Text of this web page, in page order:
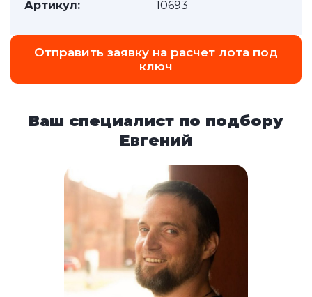
Артикул:
10693
Отправить заявку на расчет лота под
ключ
Ваш специалист по подбору
Евгений